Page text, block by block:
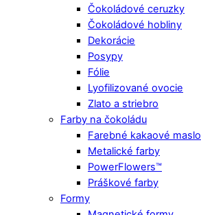
Čokoládové ceruzky
Čokoládové hobliny
Dekorácie
Posypy
Fólie
Lyofilizované ovocie
Zlato a striebro
Farby na čokoládu
Farebné kakaové maslo
Metalické farby
PowerFlowers™
Práškové farby
Formy